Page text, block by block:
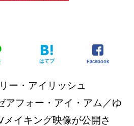
はてブ Facebook
ー・アイリッシュ
アフォー・アイ・アム／ゆ
イキング映像が公開さ